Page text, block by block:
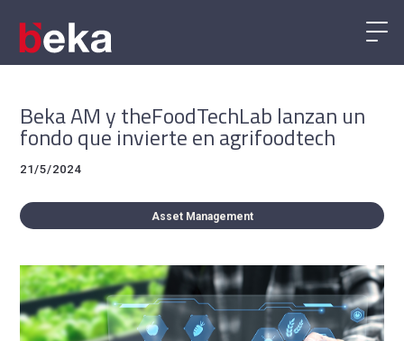
Beka AM y theFoodTechLab lanzan un
fondo que invierte en agrifoodtech
21/5/2024
Asset Management